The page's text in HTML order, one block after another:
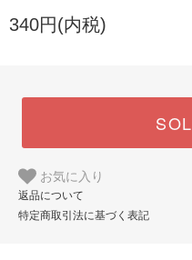
340円(内税)
お気に入り
返品について
特定商取引法に基づく表記